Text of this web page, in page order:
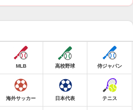
MLB 高校野球 侍ジャパン
海外サッカー 日本代表 テニス